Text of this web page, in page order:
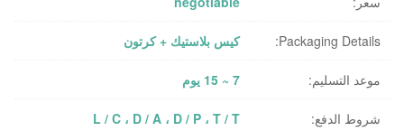
Packaging Details: كيس بلاستيك + كرتون
موعد التسليم: 7 ~ 15 يوم
شروط الدفع: L / C ، D / A ، D / P ، T / T